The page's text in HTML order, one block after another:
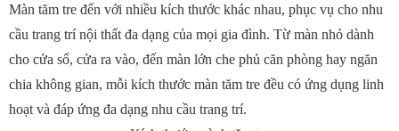
Màn tăm tre đến với nhiều kích thước khác nhau, phục vụ cho nhu
cầu trang trí nội thất đa dạng của mọi gia đình. Từ màn nhỏ dành
cho cửa sổ, cửa ra vào, đến màn lớn che phủ căn phòng hay ngăn
chia không gian, mỗi kích thước màn tăm tre đều có ứng dụng linh
hoạt và đáp ứng đa dạng nhu cầu trang trí.